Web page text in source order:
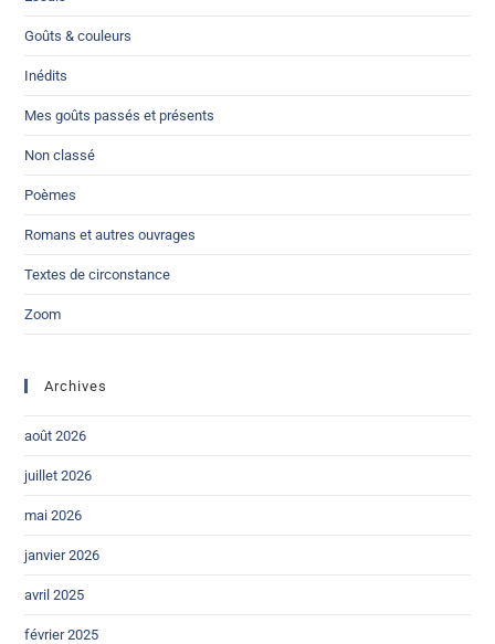
Goûts & couleurs
Inédits
Mes goûts passés et présents
Non classé
Poèmes
Romans et autres ouvrages
Textes de circonstance
Zoom
Archives
août 2026
juillet 2026
mai 2026
janvier 2026
avril 2025
février 2025